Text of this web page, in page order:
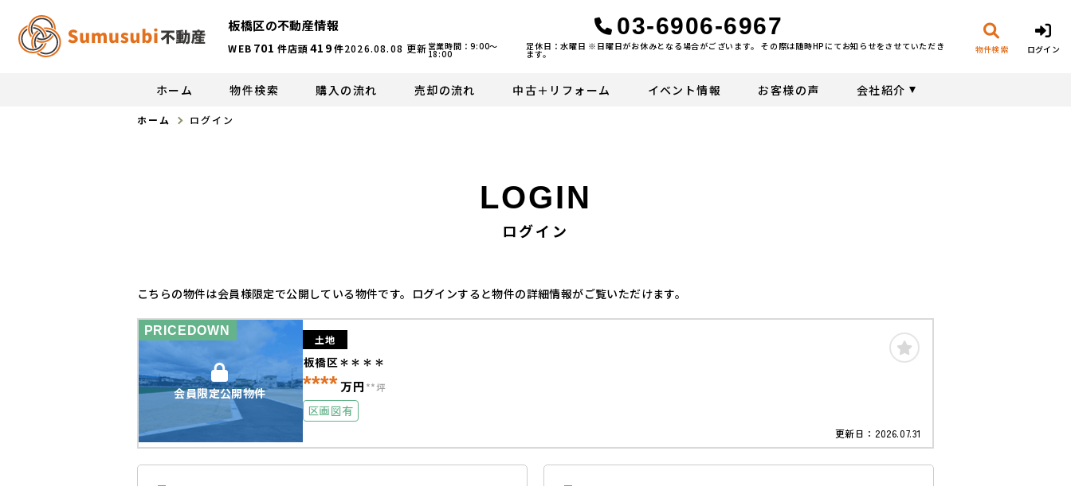
板橋区の不動産情報
WEB 701 件店頭419件2026.08.08 更新
03-6906-6967
営業時間：9:00〜
18:00
定休日：水曜日 ※日曜日がお休みとなる場合がございます。 その際は随時HPにてお知らせをさせていただき
ます。 物件検索 ログイン
ホーム 物件検索 購入の流れ 売却の流れ 中古＋リフォーム イベント情報 お客様の声 会社紹介
ホーム ログイン
LOGIN
ログイン
こちらの物件は会員様限定で公開している物件です。ログインすると物件の詳細情報がご覧いただけます。
会員限定公開物件
PRICEDOWN
土地
板橋区＊＊＊＊
****万円 **坪
区画図有
更新日： 2026.07.31